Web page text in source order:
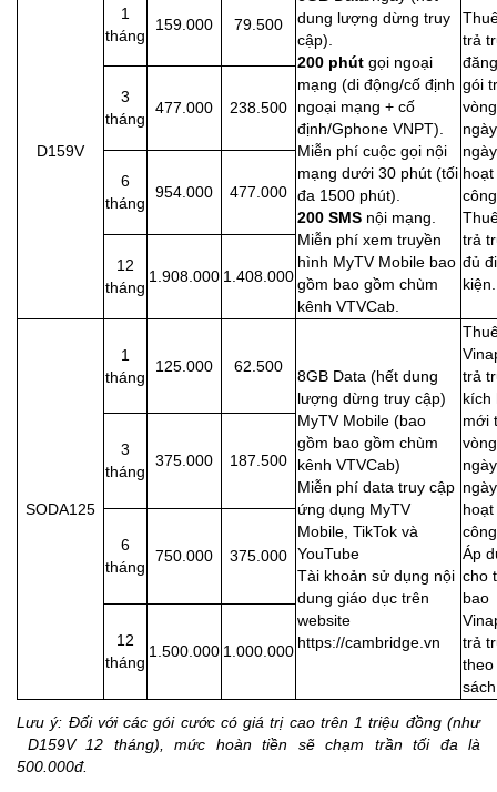
D159V
1
tháng
159.000 79.500
dung lượng dừng truy
cập).
200 phút gọi ngoại
mạng (di động/cố định
ngoại mạng + cố
định/Gphone VNPT).
Miễn phí cuộc gọi nội
mạng dưới 30 phút (tối
đa 1500 phút).
200 SMS nội mạng.
Miễn phí xem truyền
hình MyTV Mobile bao
gồm bao gồm chùm
kênh VTVCab.
trả
gói
trả
đủ
kiện.
3
tháng
477.000 238.500
6
tháng
954.000 477.000
12
tháng
1.908.000 1.408.000
SODA125
1
tháng
125.000 62.500
8GB Data (hết dung
lượng dừng truy cập)
MyTV Mobile (bao
gồm bao gồm chùm
kênh VTVCab)
Miễn phí data truy cập
ứng dụng MyTV
Mobile, TikTok và
YouTube
Tài khoản sử dụng nội
dung giáo dục trên
website
https://cambridge.vn
trả
kích
mới
Áp
cho
bao
trả
theo
sách
3
tháng
375.000 187.500
6
tháng
750.000 375.000
12
tháng
1.500.000 1.000.000
Lưu ý: Đối với các gói cước có giá trị cao trên 1 triệu đồng (như
D159V 12 tháng), mức hoàn tiền sẽ chạm trần tối đa là
500.000đ.